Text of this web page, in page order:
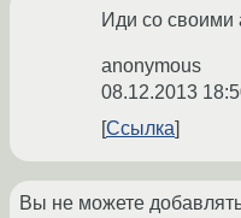
Иди со своими
anonymous
08.12.2013
Ссылка
Вы не можете